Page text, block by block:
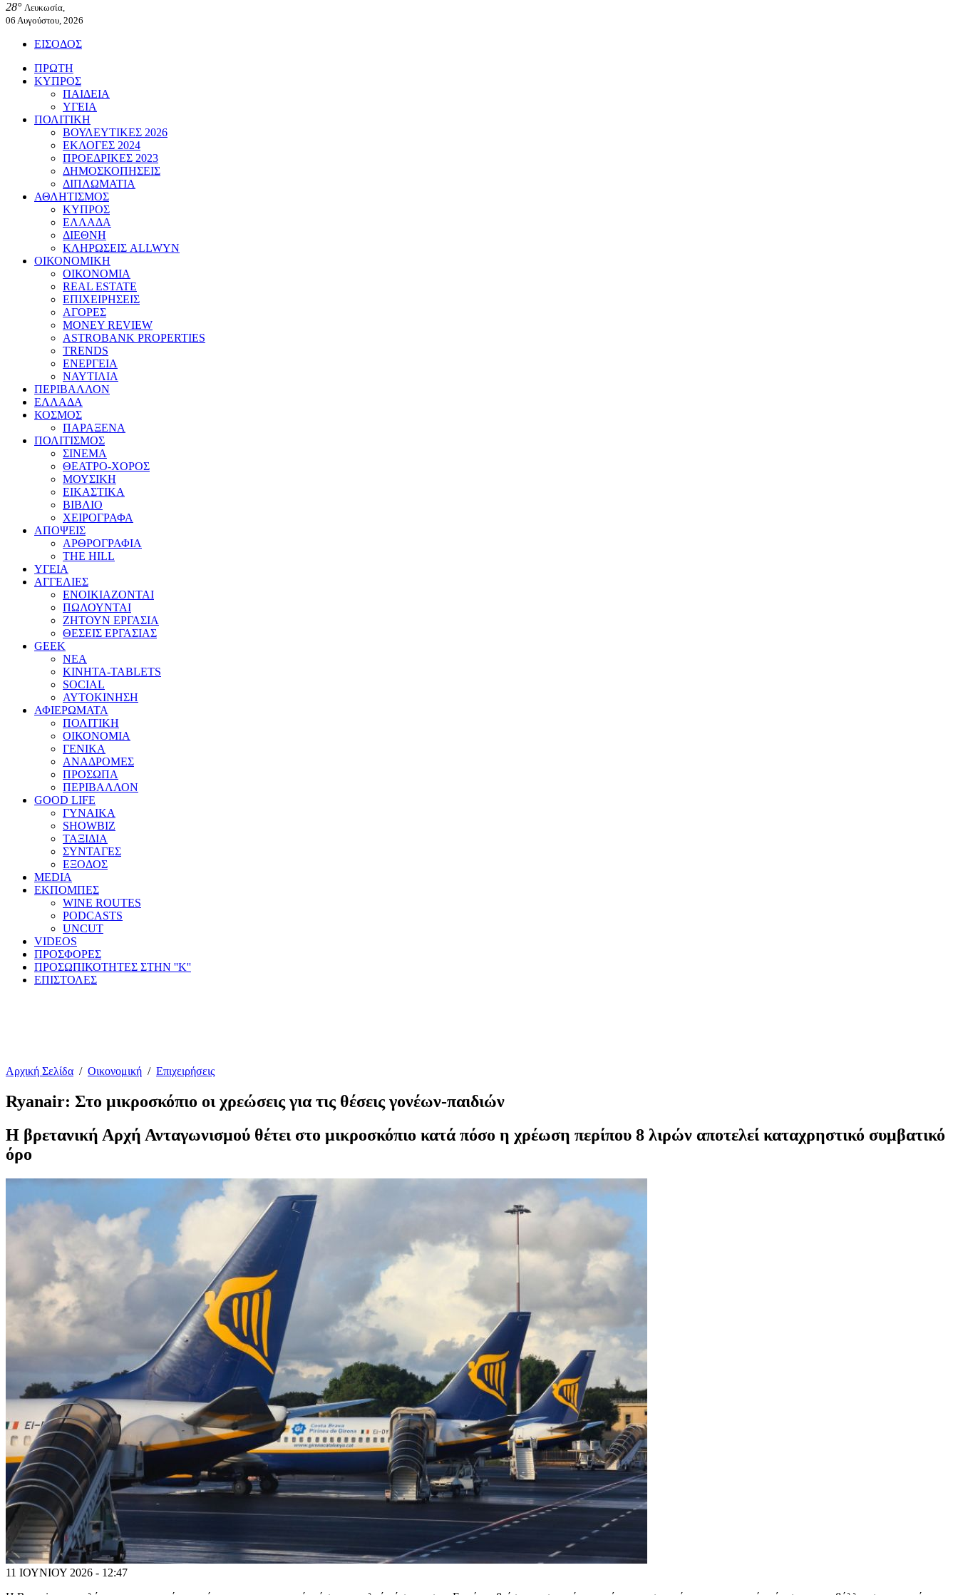
28° Λευκωσία,
06 Αυγούστου, 2026
ΕΙΣΟΔΟΣ
ΠΡΩΤΗ
ΚΥΠΡΟΣ
ΠΑΙΔΕΙΑ
ΥΓΕΙΑ
ΠΟΛΙΤΙΚΗ
ΒΟΥΛΕΥΤΙΚΕΣ 2026
ΕΚΛΟΓΕΣ 2024
ΠΡΟΕΔΡΙΚΕΣ 2023
ΔΗΜΟΣΚΟΠΗΣΕΙΣ
ΔΙΠΛΩΜΑΤΙΑ
ΑΘΛΗΤΙΣΜΟΣ
ΚΥΠΡΟΣ
ΕΛΛΑΔΑ
ΔΙΕΘΝΗ
ΚΛΗΡΩΣΕΙΣ ALLWYN
ΟΙΚΟΝΟΜΙΚΗ
ΟΙΚΟΝΟΜΙΑ
REAL ESTATE
ΕΠΙΧΕΙΡΗΣΕΙΣ
ΑΓΟΡΕΣ
MONEY REVIEW
ASTROBANK PROPERTIES
TRENDS
ΕΝΕΡΓΕΙΑ
ΝΑΥΤΙΛΙΑ
ΠΕΡΙΒΑΛΛΟΝ
ΕΛΛΑΔΑ
ΚΟΣΜΟΣ
ΠΑΡΑΞΕΝΑ
ΠΟΛΙΤΙΣΜΟΣ
ΣΙΝΕΜΑ
ΘΕΑΤΡΟ-ΧΟΡΟΣ
ΜΟΥΣΙΚΗ
ΕΙΚΑΣΤΙΚΑ
ΒΙΒΛΙΟ
ΧΕΙΡΟΓΡΑΦΑ
ΑΠΟΨΕΙΣ
ΑΡΘΡΟΓΡΑΦΙΑ
THE HILL
ΥΓΕΙΑ
ΑΓΓΕΛΙΕΣ
ΕΝΟΙΚΙΑΖΟΝΤΑΙ
ΠΩΛΟΥΝΤΑΙ
ΖΗΤΟΥΝ ΕΡΓΑΣΙΑ
ΘΕΣΕΙΣ ΕΡΓΑΣΙΑΣ
GEEK
ΝΕΑ
ΚΙΝΗΤΑ-TABLETS
SOCIAL
ΑΥΤΟΚΙΝΗΣΗ
ΑΦΙΕΡΩΜΑΤΑ
ΠΟΛΙΤΙΚΗ
ΟΙΚΟΝΟΜΙΑ
ΓΕΝΙΚΑ
ΑΝΑΔΡΟΜΕΣ
ΠΡΟΣΩΠΑ
ΠΕΡΙΒΑΛΛΟΝ
GOOD LIFE
ΓΥΝΑΙΚΑ
SHOWBIZ
ΤΑΞΙΔΙΑ
ΣΥΝΤΑΓΕΣ
ΕΞΟΔΟΣ
MEDIA
ΕΚΠΟΜΠΕΣ
WINE ROUTES
PODCASTS
UNCUT
VIDEOS
ΠΡΟΣΦΟΡΕΣ
ΠΡΟΣΩΠΙΚΟΤΗΤΕΣ ΣΤΗΝ ''Κ''
ΕΠΙΣΤΟΛΕΣ
Αρχική Σελίδα / Οικονομική / Επιχειρήσεις
Ryanair: Στο μικροσκόπιο οι χρεώσεις για τις θέσεις γονέων-παιδιών
Η βρετανική Αρχή Ανταγωνισμού θέτει στο μικροσκόπιο κατά πόσο η χρέωση περίπου 8 λιρών αποτελεί καταχρηστικό συμβατικό
όρο
11 ΙΟΥΝΙΟΥ 2026 - 12:47